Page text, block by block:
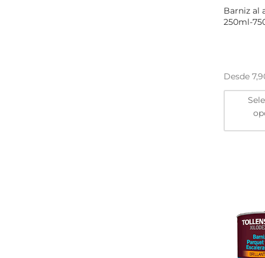
Barniz al
250ml-
Desde